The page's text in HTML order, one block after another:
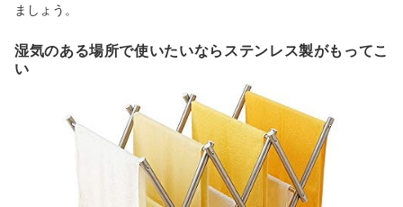
ましょう。
湿気のある場所で使いたいならステンレス製がもってこ
い